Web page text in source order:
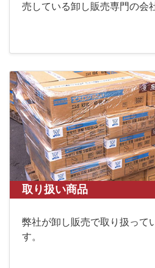
売している卸し販売専門の会
取り扱い商品
弊社が卸し販売で取り扱って
す。